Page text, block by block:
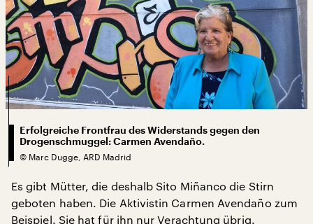
Erfolgreiche Frontfrau des Widerstands gegen den
Drogenschmuggel: Carmen Avendaño.
© Marc Dugge, ARD Madrid
Es gibt Mütter, die deshalb Sito Miñanco die Stirn
geboten haben. Die Aktivistin Carmen Avendaño zum
Beispiel. Sie hat für ihn nur Verachtung übrig.